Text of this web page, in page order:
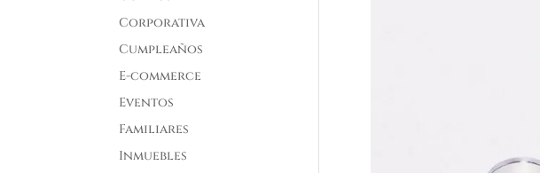
Corporativa
Cumpleaños
E-commerce
Eventos
Familiares
Inmuebles